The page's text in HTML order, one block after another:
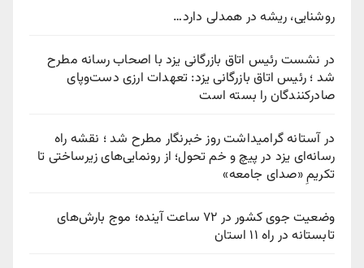
روشنایی، ریشه در همدلی دارد…
در نشست رئیس اتاق بازرگانی یزد با اصحاب رسانه مطرح
شد ؛ رئیس اتاق بازرگانی یزد: تعهدات ارزی دست‌وپای
صادرکنندگان را بسته است
در آستانه گرامیداشت روز خبرنگار مطرح شد ؛ نقشه راه
رسانه‌ای یزد در پیچ‌ و خم تحول؛ از رونمایی‌های زیرساختی تا
تکریمِ «صدای جامعه»
وضعیت جوی کشور در ۷۲ ساعت آینده؛ موج بارش‌های
تابستانه در راه ۱۱ استان